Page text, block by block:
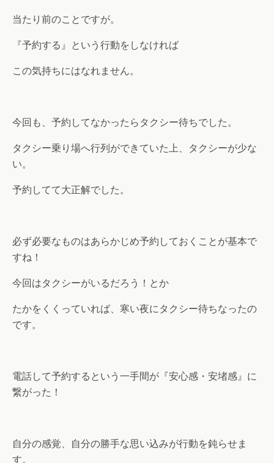
当たり前のことですが。
『予約する』という行動をしなければ
この気持ちにはなれません。
今回も、予約してなかったらタクシー待ちでした。
タクシー乗り場へ行列ができていた上、タクシーが少な
い。
予約してて大正解でした。
必ず必要なものはあらかじめ予約しておくことが基本で
すね！
今回はタクシーがいるだろう！とか
たかをくくっていれば、寒い夜にタクシー待ちなったの
です。
電話して予約するという一手間が『安心感・安堵感』に
繋がった！
自分の感覚、自分の勝手な思い込みが行動を鈍らせま
す。